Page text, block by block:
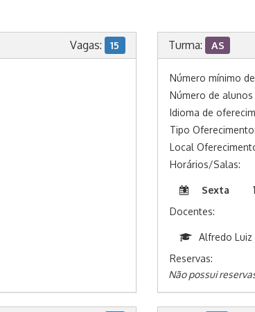
Vagas: 15 Turma: AS
Número mínimo
Número de
Idioma de
Tipo Oferecimento:
Local
Horários/Salas:
Sexta
Docentes:
Alfredo Luiz
Reservas:
Não possui